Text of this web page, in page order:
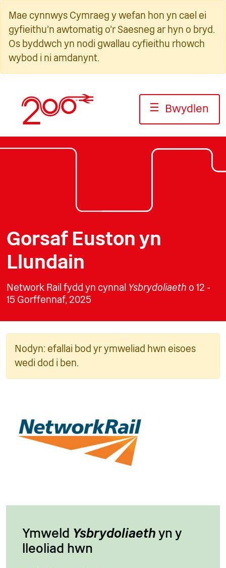
cynnwys
Mae cynnwys Cymraeg y wefan hon yn cael ei
gyfieithu'n awtomatig o'r Saesneg ar hyn o bryd.
Os byddwch yn nodi gwallau cyfieithu rhowch
wybod i ni amdanynt.
☰ Bwydlen
Gorsaf Euston yn
Llundain
Network Rail fydd yn cynnal Ysbrydoliaeth o 12 -
15 Gorffennaf, 2025
Nodyn: efallai bod yr ymweliad hwn eisoes
wedi dod i ben.
Ymweld Ysbrydoliaeth yn y
lleoliad hwn